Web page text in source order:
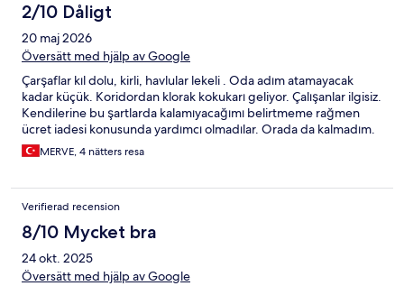
2/10 Dåligt
20 maj 2026
Översätt med hjälp av Google
Çarşaflar kıl dolu, kirli, havlular lekeli . Oda adım atamayacak
kadar küçük. Koridordan klorak kokukarı geliyor. Çalışanlar ilgisiz.
Kendilerine bu şartlarda kalamıyacağımı belirtmeme rağmen
ücret iadesi konusunda yardımcı olmadılar. Orada da kalmadım.
MERVE, 4 nätters resa
Verifierad recension
8/10 Mycket bra
24 okt. 2025
Översätt med hjälp av Google